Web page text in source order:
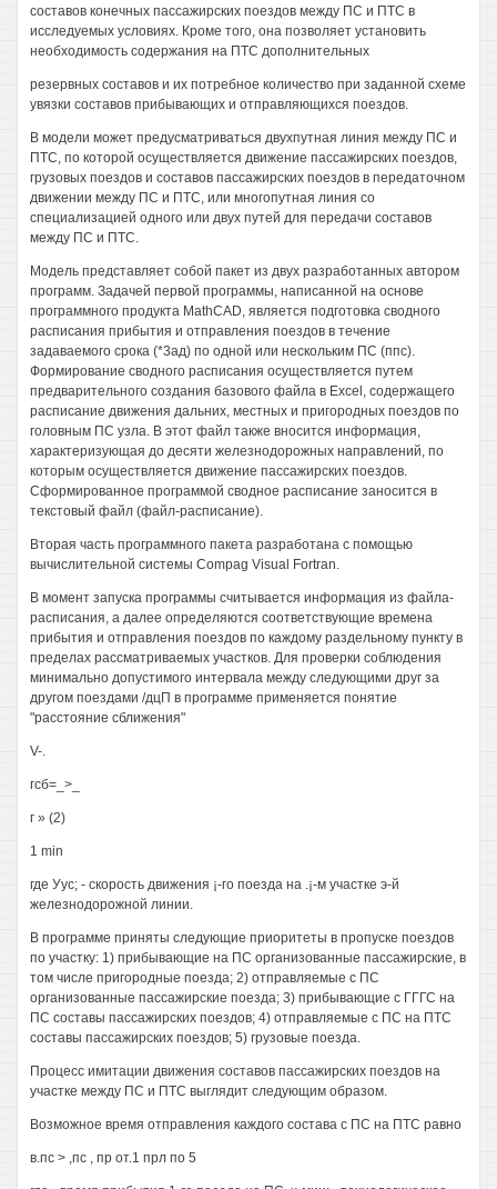
составов конечных пассажирских поездов между ПС и ПТС в
исследуемых условиях. Кроме того, она позволяет установить
необходимость содержания на ПТС дополнительных
резервных составов и их потребное количество при заданной схеме
увязки составов прибывающих и отправляющихся поездов.
В модели может предусматриваться двухпутная линия между ПС и
ПТС, по которой осуществляется движение пассажирских поездов,
грузовых поездов и составов пассажирских поездов в передаточном
движении между ПС и ПТС, или многопутная линия со
специализацией одного или двух путей для передачи составов
между ПС и ПТС.
Модель представляет собой пакет из двух разработанных автором
программ. Задачей первой программы, написанной на основе
программного продукта MathCAD, является подготовка сводного
расписания прибытия и отправления поездов в течение
задаваемого срока (*3ад) по одной или нескольким ПС (ппс).
Формирование сводного расписания осуществляется путем
предварительного создания базового файла в Excel, содержащего
расписание движения дальних, местных и пригородных поездов по
головным ПС узла. В этот файл также вносится информация,
характеризующая до десяти железнодорожных направлений, по
которым осуществляется движение пассажирских поездов.
Сформированное программой сводное расписание заносится в
текстовый файл (файл-расписание).
Вторая часть программного пакета разработана с помощью
вычислительной системы Compag Visual Fortran.
В момент запуска программы считывается информация из файла-
расписания, а далее определяются соответствующие времена
прибытия и отправления поездов по каждому раздельному пункту в
пределах рассматриваемых участков. Для проверки соблюдения
минимально допустимого интервала между следующими друг за
другом поездами /дцП в программе применяется понятие
"расстояние сближения"
V-.
гсб=_>_
г » (2)
1 min
где Уус; - скорость движения ¡-го поезда на .¡-м участке э-й
железнодорожной линии.
В программе приняты следующие приоритеты в пропуске поездов
по участку: 1) прибывающие на ПС организованные пассажирские, в
том числе пригородные поезда; 2) отправляемые с ПС
организованные пассажирские поезда; 3) прибывающие с ГГГС на
ПС составы пассажирских поездов; 4) отправляемые с ПС на ПТС
составы пассажирских поездов; 5) грузовые поезда.
Процесс имитации движения составов пассажирских поездов на
участке между ПС и ПТС выглядит следующим образом.
Возможное время отправления каждого состава с ПС на ПТС равно
в.пс > ,пс , пр от.1 прл по 5